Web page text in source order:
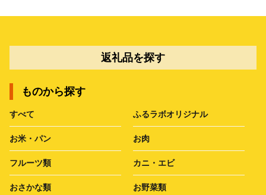
返礼品を探す
ものから探す
すべて ふるラボオリジナル
お米・パン お肉
フルーツ類 カニ・エビ
おさかな類 お野菜類